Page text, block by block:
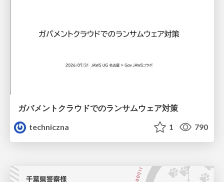
ガバメントクラウドでのランサムウェア対策
techniczna
1 790